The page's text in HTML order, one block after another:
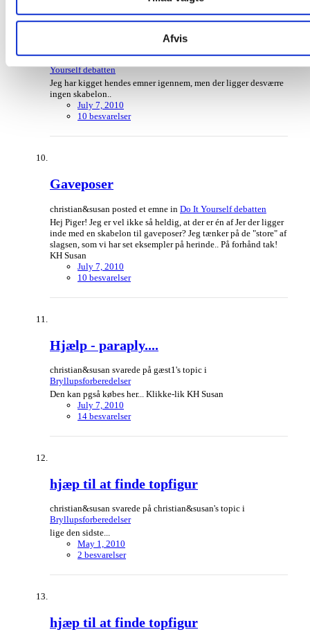
Afvis
christian&susan svarede på christian&susan's topic iDo It
Yourself debatten
Jeg har kigget hendes emner igennem, men der ligger desværre
ingen skabelon..
July 7, 2010
10 besvarelser
Gaveposer
christian&susan posted et emne in Do It Yourself debatten
Hej Piger! Jeg er vel ikke så heldig, at der er én af Jer der ligger
inde med en skabelon til gaveposer? Jeg tænker på de "store" af
slagsen, som vi har set eksempler på herinde.. På forhånd tak!
KH Susan
July 7, 2010
10 besvarelser
Hjælp - paraply....
christian&susan svarede på gæst1's topic i
Bryllupsforberedelser
Den kan pgså købes her... Klikke-lik KH Susan
July 7, 2010
14 besvarelser
hjæp til at finde topfigur
christian&susan svarede på christian&susan's topic i
Bryllupsforberedelser
lige den sidste...
May 1, 2010
2 besvarelser
hjæp til at finde topfigur